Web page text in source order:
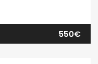
550€